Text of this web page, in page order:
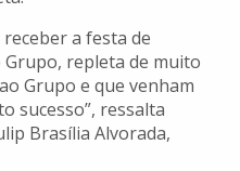
a festa de
Grupo, repleta de muito
Grupo e que venham
sucesso”, ressalta
Brasília Alvorada,